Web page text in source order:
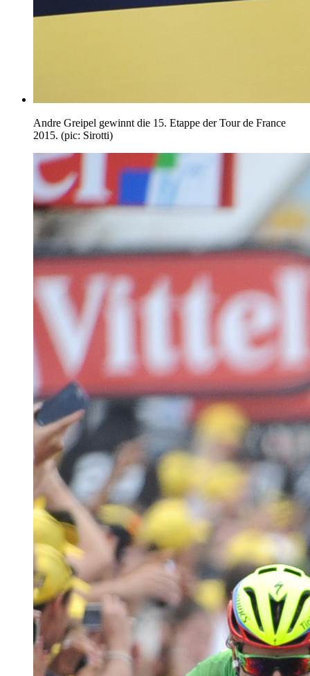
Andre Greipel gewinnt die 15. Etappe der Tour de France
2015. (pic: Sirotti)